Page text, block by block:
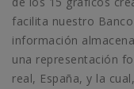
facilita nuestro
información
una representación
real, España, y la